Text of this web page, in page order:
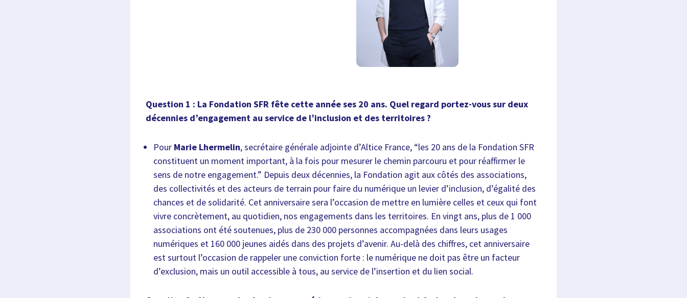
Question 1 : La Fondation SFR fête cette année ses 20 ans. Quel regard portez-vous sur deux
décennies d’engagement au service de l’inclusion et des territoires ?
Pour Marie Lhermelin, secrétaire générale adjointe d’Altice France, “les 20 ans de la Fondation SFR
constituent un moment important, à la fois pour mesurer le chemin parcouru et pour réaffirmer le
sens de notre engagement.” Depuis deux décennies, la Fondation agit aux côtés des associations,
des collectivités et des acteurs de terrain pour faire du numérique un levier d’inclusion, d’égalité des
chances et de solidarité. Cet anniversaire sera l’occasion de mettre en lumière celles et ceux qui font
vivre concrètement, au quotidien, nos engagements dans les territoires. En vingt ans, plus de 1 000
associations ont été soutenues, plus de 230 000 personnes accompagnées dans leurs usages
numériques et 160 000 jeunes aidés dans des projets d’avenir. Au-delà des chiffres, cet anniversaire
est surtout l’occasion de rappeler une conviction forte : le numérique ne doit pas être un facteur
d’exclusion, mais un outil accessible à tous, au service de l’insertion et du lien social.